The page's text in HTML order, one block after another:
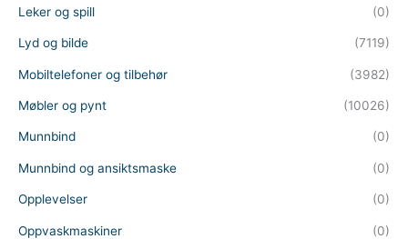
Leker og spill (0)
Lyd og bilde (7119)
Mobiltelefoner og tilbehør (3982)
Møbler og pynt (10026)
Munnbind (0)
Munnbind og ansiktsmaske (0)
Opplevelser (0)
Oppvaskmaskiner (0)